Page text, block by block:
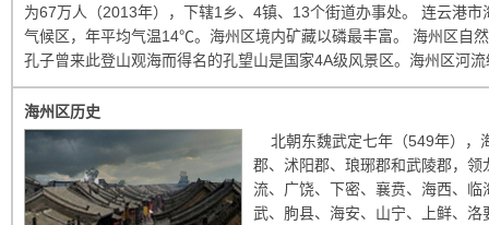
为67万人（2013年），下辖1乡、4镇、13个街道办事处。 连云港
气候区，年平均气温14℃。海州区境内矿藏以磷最丰富。 海州区自
孔子曾来此登山观海而得名的孔望山是国家4A级风景区。海州区河
海州区历史
北朝东魏武定七年（549年），
郡、沭阳郡、琅琊郡和武陵郡，
流、广饶、下密、襄贲、海西、
武、朐县、海安、山宁、上鲜、